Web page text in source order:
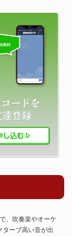
、吹奏楽やオーケ
ターブ高い音が出